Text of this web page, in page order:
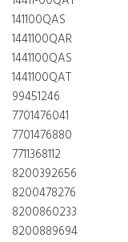
141100QAS
1441100QAR
1441100QAS
1441100QAT
99451246
7701476041
7701476880
7711368112
8200392656
8200478276
8200860233
8200889694